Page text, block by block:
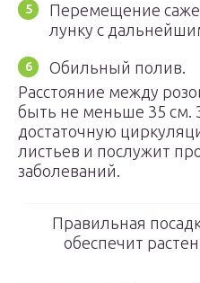
Перемещение
лунку с
Обильный полив.
Расстояние между
быть не меньше 35 см.
достаточную
листьев и послужит
заболеваний.
Правильная
обеспечит